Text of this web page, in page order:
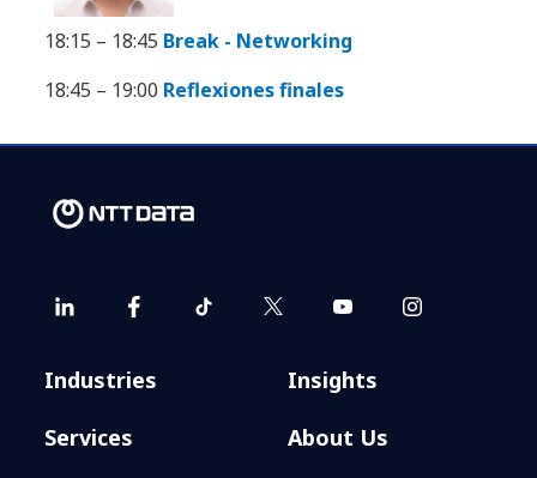
18:15 – 18:45 Break - Networking
18:45 – 19:00 Reflexiones finales
Industries
Services
Insights
About Us